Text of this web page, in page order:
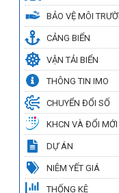
BẢO VỆ MÔI
CẢNG BIỂN
VẬN TẢI BIỂN
THÔNG TIN IMO
CHUYỂN ĐỔI SỐ
KHCN VÀ ĐỔI
DỰ ÁN
NIÊM YẾT GIÁ
THỐNG KÊ